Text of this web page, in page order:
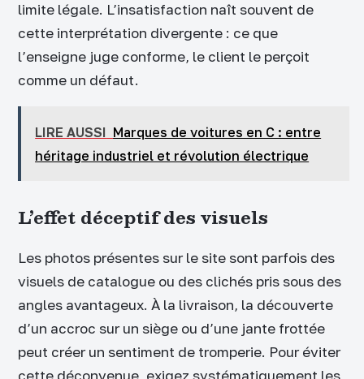
limite légale. L’insatisfaction naît souvent de
cette interprétation divergente : ce que
l’enseigne juge conforme, le client le perçoit
comme un défaut.
LIRE AUSSI Marques de voitures en C : entre
héritage industriel et révolution électrique
L’effet déceptif des visuels
Les photos présentes sur le site sont parfois des
visuels de catalogue ou des clichés pris sous des
angles avantageux. À la livraison, la découverte
d’un accroc sur un siège ou d’une jante frottée
peut créer un sentiment de tromperie. Pour éviter
cette déconvenue, exigez systématiquement les